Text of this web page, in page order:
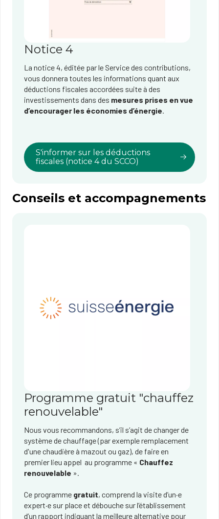
Notice 4
La notice 4, éditée par le Service des contributions,
vous donnera toutes les informations quant aux
déductions fiscales accordées suite à des
investissements dans des mesures prises en vue
d’encourager les économies d’énergie.
S'informer sur les déductions
fiscales (notice 4 du SCCO)
Conseils et accompagnements
Programme gratuit "chauffez
renouvelable"
Nous vous recommandons, s’il s’agit de changer de
système de chauffag​e (par exemple remplacement
d'une chaudière à mazout ou gaz), de faire en
premier lieu appel au programme « Chauffez
renouvelable ».
Ce programme gratuit, comprend la visite d’un·e
expert·e sur place et débouche sur l’établissement
d’un rapport indiquant la meilleure alternative pour